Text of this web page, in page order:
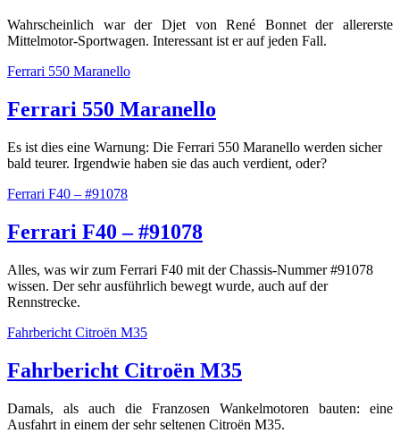
Wahrscheinlich war der Djet von René Bonnet der allererste
Mittelmotor-Sportwagen. Interessant ist er auf jeden Fall.
Ferrari 550 Maranello
Ferrari 550 Maranello
Es ist dies eine Warnung: Die Ferrari 550 Maranello werden sicher
bald teurer. Irgendwie haben sie das auch verdient, oder?
Ferrari F40 – #91078
Ferrari F40 – #91078
Alles, was wir zum Ferrari F40 mit der Chassis-Nummer #91078
wissen. Der sehr ausführlich bewegt wurde, auch auf der
Rennstrecke.
Fahrbericht Citroën M35
Fahrbericht Citroën M35
Damals, als auch die Franzosen Wankelmotoren bauten: eine
Ausfahrt in einem der sehr seltenen Citroën M35.